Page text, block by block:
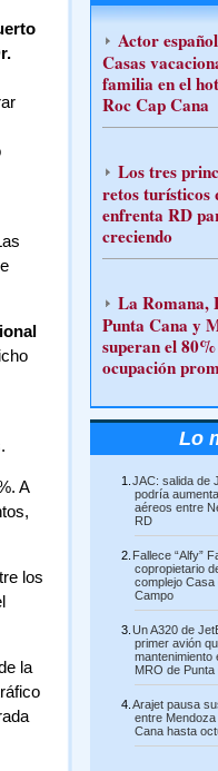
A
los
la
Actor
Casas
familia en el
Roc Cap Cana
Los tres
retos turísticos
enfrenta RD
creciendo
La Romana,
Punta Cana y
superan el
ocupación
Lo
JAC: salida de
podría
aéreos entre
RD
Fallece “Alfy”
copropietario
complejo Casa
Campo
Un A320 de
primer avión
mantenimiento
MRO de Punta
Arajet pausa
entre Mendoza
Cana hasta